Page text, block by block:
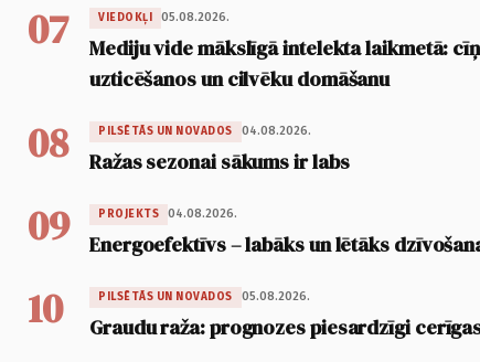
07 VIEDOKĻI 05.08.2026.
Mediju vide mākslīgā intelekta laikmetā:
uzticēšanos un cilvēku domāšanu
08 PILSĒTĀS UN NOVADOS 04.08.2026.
Ražas sezonai sākums ir labs
09 PROJEKTS 04.08.2026.
Energoefektīvs – labāks un lētāks
10 PILSĒTĀS UN NOVADOS 05.08.2026.
Graudu raža: prognozes piesardzīgi